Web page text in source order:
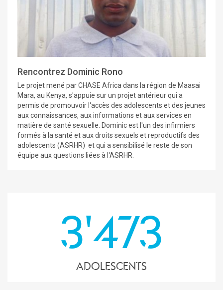
Rencontrez Dominic Rono
Le projet mené par CHASE Africa dans la région de Maasai
Mara, au Kenya, s'appuie sur un projet antérieur qui a
permis de promouvoir l'accès des adolescents et des jeunes
aux connaissances, aux informations et aux services en
matière de santé sexuelle. Dominic est l'un des infirmiers
formés à la santé et aux droits sexuels et reproductifs des
adolescents (ASRHR) et qui a sensibilisé le reste de son
équipe aux questions liées à l'ASRHR.
3'473
Adolescents